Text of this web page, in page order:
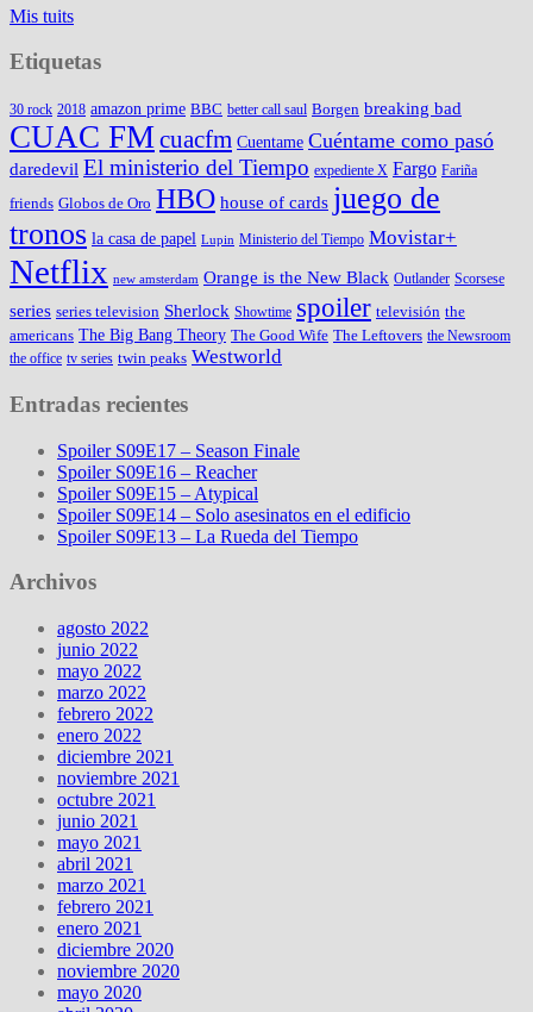
Mis tuits
Etiquetas
30 rock 2018 amazon prime BBC better call saul Borgen breaking bad
CUAC FMcuacfm Cuentame Cuéntame como pasó
daredevil El ministerio del Tiempo expediente X Fargo Fariña
friends Globos de Oro HBO house of cards juego de
tronos la casa de papel Lupin Ministerio del Tiempo Movistar+
Netflix new amsterdam Orange is the New Black Outlander Scorsese
series series television Sherlock Showtime spoiler televisión the
americans The Big Bang Theory The Good Wife The Leftovers the Newsroom
the office tv series twin peaks Westworld
Entradas recientes
Spoiler S09E17 – Season Finale
Spoiler S09E16 – Reacher
Spoiler S09E15 – Atypical
Spoiler S09E14 – Solo asesinatos en el edificio
Spoiler S09E13 – La Rueda del Tiempo
Archivos
agosto 2022
junio 2022
mayo 2022
marzo 2022
febrero 2022
enero 2022
diciembre 2021
noviembre 2021
octubre 2021
junio 2021
mayo 2021
abril 2021
marzo 2021
febrero 2021
enero 2021
diciembre 2020
noviembre 2020
mayo 2020